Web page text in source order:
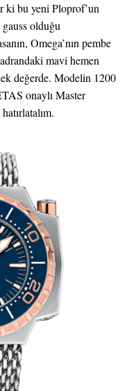
ki bu yeni Ploprof’un
olduğu
Omega’nın pembe
mavi hemen
değerde. Modelin 1200
onaylı Master